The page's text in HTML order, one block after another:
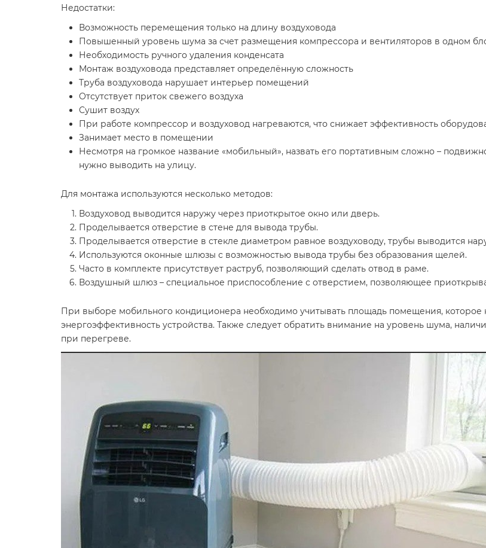
Недостатки:
Возможность перемещения только на длину воздуховода
Повышенный уровень шума за счет размещения компрессора и вентиляторов в одном
Необходимость ручного удаления конденсата
Монтаж воздуховода представляет определённую сложность
Труба воздуховода нарушает интерьер помещений
Отсутствует приток свежего воздуха
Сушит воздух
При работе компрессор и воздуховод нагреваются, что снижает эффективность
Занимает место в помещении
Несмотря на громкое название «мобильный», назвать его портативным сложно –
нужно выводить на улицу.
Для монтажа используются несколько методов:
Воздуховод выводится наружу через приоткрытое окно или дверь.
Проделывается отверстие в стене для вывода трубы.
Проделывается отверстие в стекле диаметром равное воздуховоду, трубы выводится
Используются оконные шлюзы с возможностью вывода трубы без образования щелей.
Часто в комплекте присутствует раструб, позволяющий сделать отвод в раме.
Воздушный шлюз – специальное приспособление с отверстием, позволяющее
При выборе мобильного кондиционера необходимо учитывать площадь помещения, которое
энергоэффективность устройства. Также следует обратить внимание на уровень шума,
при перегреве.